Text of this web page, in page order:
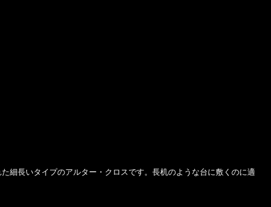
細長いタイプのアルター・クロスです。長机のような台に敷くのに適